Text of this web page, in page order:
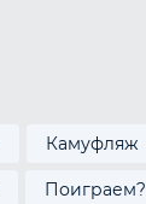
Камуфляж
Поиграем?